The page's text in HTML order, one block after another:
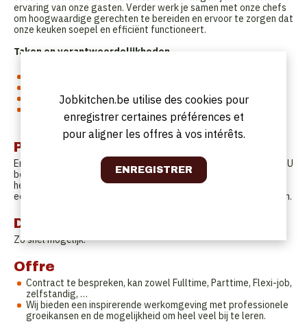
ervaring van onze gasten. Verder werk je samen met onze chefs
om hoogwaardige gerechten te bereiden en ervoor te zorgen dat
onze keuken soepel en efficiënt functioneert.
Taken en verantwoordelijkheden
Zorgen voor een georganiseerde en propere werkomgeving.
Het ondersteunen van de chefs en onze hygiëne- en
veiligheidsnormen respecteren.
Profil
Ervaring in de keuken is een pluspunt, maar zeker geen vereiste. U
bent leergierig en bent bereid om instructies op te volgen. U
heeft een gezonde passie voor koken en oog voor detail. U bent
een teamspeler en presteren onder druk is voor u geen probleem.
Date de début
Zo snel mogelijk.
Offre
Contract te bespreken, kan zowel Fulltime, Parttime, Flexi-job,
zelfstandig, …
Wij bieden een inspirerende werkomgeving met professionele
groeikansen en de mogelijkheid om heel veel bij te leren.
Jobkitchen.be utilise des cookies pour
enregistrer certaines préférences et
pour aligner les offres à vos intérêts.